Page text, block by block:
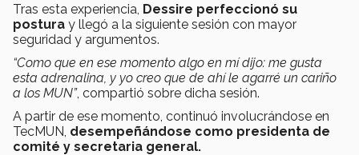
Tras esta experiencia, Dessire perfeccionó su
postura y llegó a la siguiente sesión con mayor
seguridad y argumentos.
“Como que en ese momento algo en mí dijo: me gusta
esta adrenalina, y yo creo que de ahí le agarré un cariño
a los MUN”, compartió sobre dicha sesión.
A partir de ese momento, continuó involucrándose en
TecMUN, desempeñándose como presidenta de
comité y secretaria general.